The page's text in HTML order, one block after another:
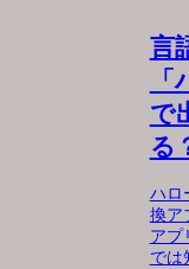
言
で
る
ハロ
換ア
アプ
では